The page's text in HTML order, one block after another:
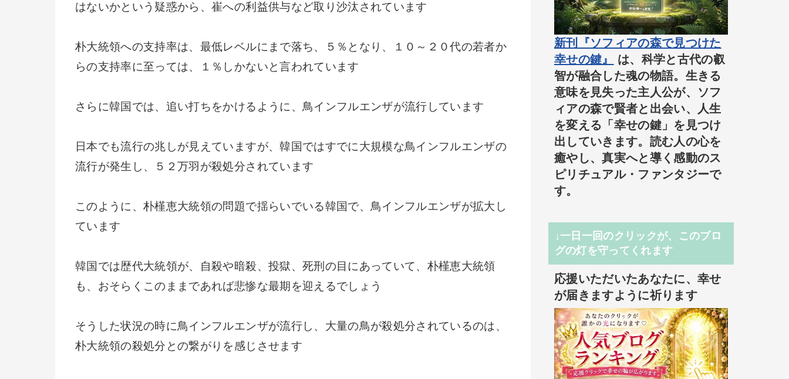
はないかという疑惑から、崔への利益供与など取り沙汰されています
朴大統領への支持率は、最低レベルにまで落ち、５％となり、１０～２０代の若者か
らの支持率に至っては、１％しかないと言われています
さらに韓国では、追い打ちをかけるように、鳥インフルエンザが流行しています
日本でも流行の兆しが見えていますが、韓国ではすでに大規模な鳥インフルエンザの
流行が発生し、５２万羽が殺処分されています
このように、朴槿恵大統領の問題で揺らいでいる韓国で、鳥インフルエンザが拡大し
ています
韓国では歴代大統領が、自殺や暗殺、投獄、死刑の目にあっていて、朴槿恵大統領
も、おそらくこのままであれば悲惨な最期を迎えるでしょう
そうした状況の時に鳥インフルエンザが流行し、大量の鳥が殺処分されているのは、
朴大統領の殺処分との繋がりを感じさせます
新刊『ソフィアの森で見つけた
幸せの鍵』
は、科学と古代の叡
智が融合した魂の物語。生きる
意味を見失った主人公が、ソフ
ィアの森で賢者と出会い、人生
を変える「幸せの鍵」を見つけ
出していきます。読む人の心を
癒やし、真実へと導く感動のス
ピリチュアル・ファンタジーで
す。
↓一日一回のクリックが、このブロ
グの灯を守ってくれます
応援いただいたあなたに、幸せ
が届きますように祈ります